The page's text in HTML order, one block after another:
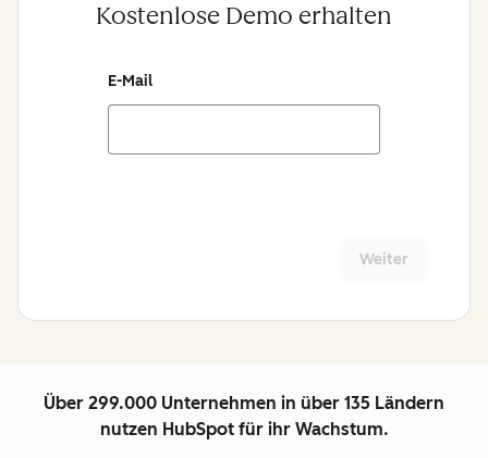
Kostenlose Demo erhalten
E-Mail
Weiter
Über 299.000 Unternehmen in über 135 Ländern
nutzen HubSpot für ihr Wachstum.